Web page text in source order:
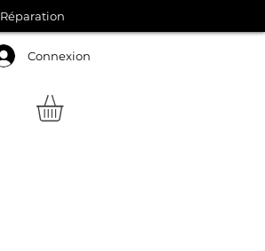
Connexion
Réparation